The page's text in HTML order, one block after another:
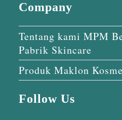
Company
Tentang kami MPM
Pabrik Skincare
Produk Maklon
Follow Us